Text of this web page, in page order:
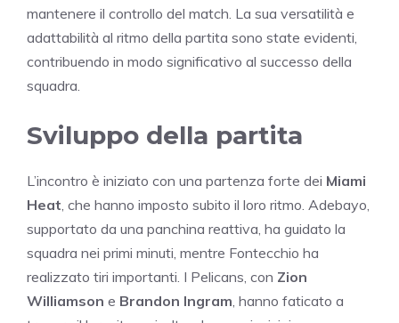
mantenere il controllo del match. La sua versatilità e
adattabilità al ritmo della partita sono state evidenti,
contribuendo in modo significativo al successo della
squadra.
Sviluppo della partita
L’incontro è iniziato con una partenza forte dei Miami
Heat , che hanno imposto subito il loro ritmo. Adebayo,
supportato da una panchina reattiva, ha guidato la
squadra nei primi minuti, mentre Fontecchio ha
realizzato tiri importanti. I Pelicans, con Zion
Williamson e Brandon Ingram , hanno faticato a